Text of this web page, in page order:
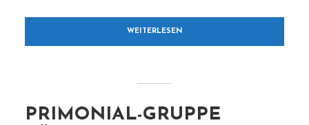
WEITERLESEN
PRIMONIAL-GRUPPE